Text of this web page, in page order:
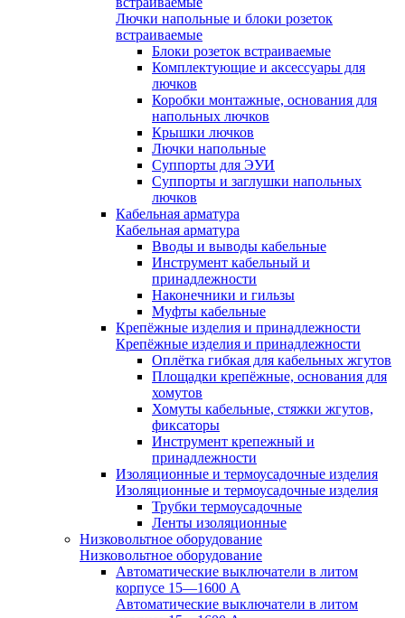
Лючки напольные и блоки розеток
встраиваемые
Блоки розеток встраиваемые
Комплектующие и аксессуары для
лючков
Коробки монтажные, основания для
напольных лючков
Крышки лючков
Лючки напольные
Суппорты для ЭУИ
Суппорты и заглушки напольных
лючков
Кабельная арматура
Кабельная арматура
Вводы и выводы кабельные
Инструмент кабельный и
принадлежности
Наконечники и гильзы
Муфты кабельные
Крепёжные изделия и принадлежности
Крепёжные изделия и принадлежности
Оплётка гибкая для кабельных жгутов
Площадки крепёжные, основания для
хомутов
Хомуты кабельные, стяжки жгутов,
фиксаторы
Инструмент крепежный и
принадлежности
Изоляционные и термоусадочные изделия
Изоляционные и термоусадочные изделия
Трубки термоусадочные
Ленты изоляционные
Низковольтное оборудование
Низковольтное оборудование
Автоматические выключатели в литом
корпусе 15—1600 А
Автоматические выключатели в литом